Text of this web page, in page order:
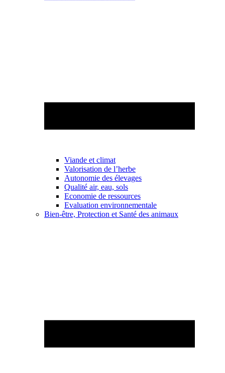
Viande et climat
Valorisation de l’herbe
Autonomie des élevages
Qualité air, eau, sols
Economie de ressources
Evaluation environnementale
Bien-être, Protection et Santé des animaux